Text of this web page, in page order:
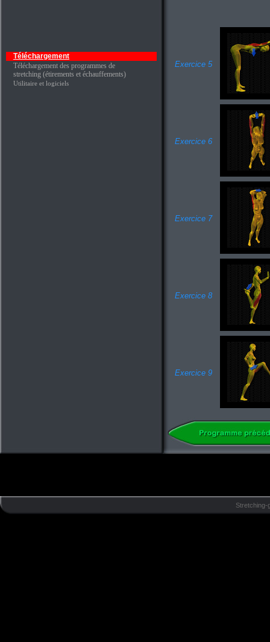
Téléchargement
Téléchargement des programmes de
stretching (étirements et échauffements)
Utilitaire et logiciels
Exercice 5
Exercice 6
Exercice 7
Exercice 8
Exercice 9